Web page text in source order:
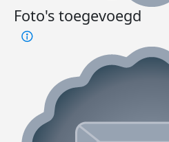
Foto's toegevoegd